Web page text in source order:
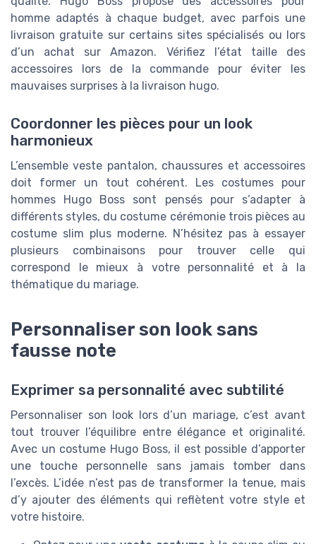
homme adaptés à chaque budget, avec parfois une
livraison gratuite sur certains sites spécialisés ou lors
d’un achat sur Amazon. Vérifiez l’état taille des
accessoires lors de la commande pour éviter les
mauvaises surprises à la livraison hugo.
Coordonner les pièces pour un look
harmonieux
L’ensemble veste pantalon, chaussures et accessoires
doit former un tout cohérent. Les costumes pour
hommes Hugo Boss sont pensés pour s’adapter à
différents styles, du costume cérémonie trois pièces au
costume slim plus moderne. N’hésitez pas à essayer
plusieurs combinaisons pour trouver celle qui
correspond le mieux à votre personnalité et à la
thématique du mariage.
Personnaliser son look sans
fausse note
Exprimer sa personnalité avec subtilité
Personnaliser son look lors d’un mariage, c’est avant
tout trouver l’équilibre entre élégance et originalité.
Avec un costume Hugo Boss, il est possible d’apporter
une touche personnelle sans jamais tomber dans
l’excès. L’idée n’est pas de transformer la tenue, mais
d’y ajouter des éléments qui reflètent votre style et
votre histoire.